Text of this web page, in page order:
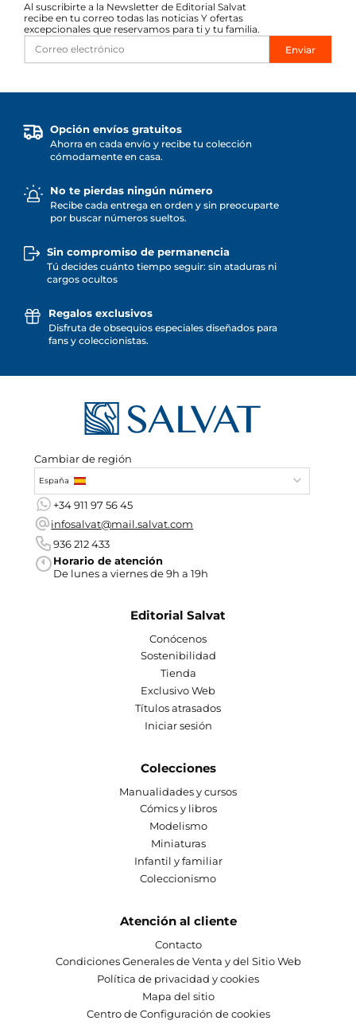
Al suscribirte a la Newsletter de Editorial Salvat
recibe en tu correo todas las noticias Y ofertas
excepcionales que reservamos para ti y tu familia.
Enviar
Opción envíos gratuitos
Ahorra en cada envío y recibe tu colección
cómodamente en casa.
No te pierdas ningún número
Recibe cada entrega en orden y sin preocuparte
por buscar números sueltos.
Sin compromiso de permanencia
Tú decides cuánto tiempo seguir: sin ataduras ni
cargos ocultos
Regalos exclusivos
Disfruta de obsequios especiales diseñados para
fans y coleccionistas.
Cambiar de región
España
+34 911 97 56 45
infosalvat@mail.salvat.com
936 212 433
Horario de atención
De lunes a viernes de 9h a 19h
Editorial Salvat
Conócenos
Sostenibilidad
Tienda
Exclusivo Web
Títulos atrasados
Iniciar sesión
Colecciones
Manualidades y cursos
Cómics y libros
Modelismo
Miniaturas
Infantil y familiar
Coleccionismo
Atención al cliente
Contacto
Condiciones Generales de Venta y del Sitio Web
Política de privacidad y cookies
Mapa del sitio
Centro de Configuración de cookies